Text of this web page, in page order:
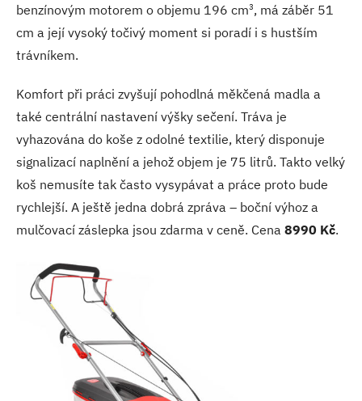
benzínovým motorem o objemu 196 cm3, má záběr 51
cm a její vysoký točivý moment si poradí i s hustším
trávníkem.
Komfort při práci zvyšují pohodlná měkčená madla a
také centrální nastavení výšky sečení. Tráva je
vyhazována do koše z odolné textilie, který disponuje
signalizací naplnění a jehož objem je 75 litrů. Takto velký
koš nemusíte tak často vysypávat a práce proto bude
rychlejší. A ještě jedna dobrá zpráva – boční výhoz a
mulčovací záslepka jsou zdarma v ceně. Cena 8990 Kč.